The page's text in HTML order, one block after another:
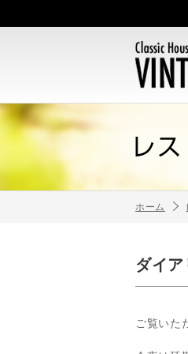
ホーム
ダイア
ご覧いた